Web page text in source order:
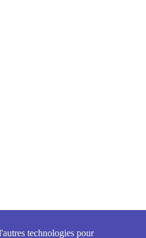
technologies pour